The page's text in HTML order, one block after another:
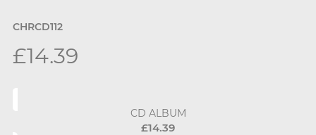
CHRCD112
£14.39
CD ALBUM
£14.39